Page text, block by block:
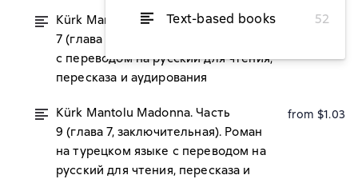
Text-based books
52
Kürk Mantolu Madonna. Часть
7 (глава 2). Роман на турецком языке
с переводом на русский для чтения,
пересказа и аудирования
from $1.40
Kürk Mantolu Madonna. Часть
9 (глава 7, заключительная). Роман
на турецком языке с переводом на
русский для чтения, пересказа и
from $1.03